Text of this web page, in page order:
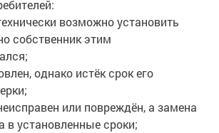
возможно установить
собственник этим
однако истёк срок его
или повреждён, а замена
в установленные сроки;